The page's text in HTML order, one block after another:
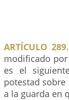
ARTÍCULO
modificado por
es el
potestad
a la guarda en